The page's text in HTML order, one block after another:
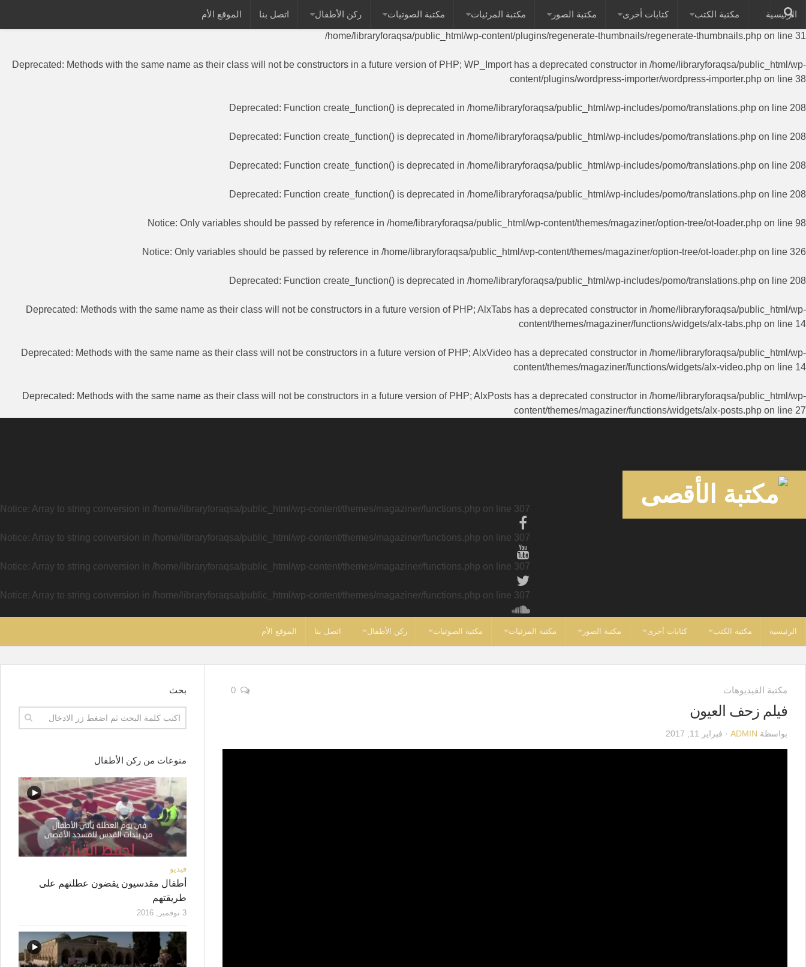
: Methods with the same name as their class will not be constructors in a future version of PHP; RegenerateThumbnails has a deprecated constructor in
/home/libraryforaqsa/public_html/wp-content/plugins/regenerate-thumbnails/regenerate-thumbnails.php on line 31
Deprecated: Methods with the same name as their class will not be constructors in a future version of PHP; WP_Import has a deprecated constructor in /home/libraryforaqsa/public_html/wp-
content/plugins/wordpress-importer/wordpress-importer.php on line 38
Deprecated: Function create_function() is deprecated in /home/libraryforaqsa/public_html/wp-includes/pomo/translations.php on line 208
Deprecated: Function create_function() is deprecated in /home/libraryforaqsa/public_html/wp-includes/pomo/translations.php on line 208
Deprecated: Function create_function() is deprecated in /home/libraryforaqsa/public_html/wp-includes/pomo/translations.php on line 208
Deprecated: Function create_function() is deprecated in /home/libraryforaqsa/public_html/wp-includes/pomo/translations.php on line 208
Notice: Only variables should be passed by reference in /home/libraryforaqsa/public_html/wp-content/themes/magaziner/option-tree/ot-loader.php on line 98
Notice: Only variables should be passed by reference in /home/libraryforaqsa/public_html/wp-content/themes/magaziner/option-tree/ot-loader.php on line 326
Deprecated: Function create_function() is deprecated in /home/libraryforaqsa/public_html/wp-includes/pomo/translations.php on line 208
Deprecated: Methods with the same name as their class will not be constructors in a future version of PHP; AlxTabs has a deprecated constructor in /home/libraryforaqsa/public_html/wp-
content/themes/magaziner/functions/widgets/alx-tabs.php on line 14
Deprecated: Methods with the same name as their class will not be constructors in a future version of PHP; AlxVideo has a deprecated constructor in /home/libraryforaqsa/public_html/wp-
content/themes/magaziner/functions/widgets/alx-video.php on line 14
Deprecated: Methods with the same name as their class will not be constructors in a future version of PHP; AlxPosts has a deprecated constructor in /home/libraryforaqsa/public_html/wp-
content/themes/magaziner/functions/widgets/alx-posts.php on line 27
الرئيسية مكتبة الكتب كتابات أخرى مكتبة الصور مكتبة المرئيات مكتبة الصوتيات ركن الأطفال اتصل بنا الموقع الأم
Notice: Array to string conversion in /home/libraryforaqsa/public_html/wp-content/themes/magaziner/functions.php on line 307
Notice: Array to string conversion in /home/libraryforaqsa/public_html/wp-content/themes/magaziner/functions.php on line 307
Notice: Array to string conversion in /home/libraryforaqsa/public_html/wp-content/themes/magaziner/functions.php on line 307
Notice: Array to string conversion in /home/libraryforaqsa/public_html/wp-content/themes/magaziner/functions.php on line 307
الرئيسية مكتبة الكتب كتابات أخرى مكتبة الصور مكتبة المرئيات مكتبة الصوتيات ركن الأطفال اتصل بنا الموقع الأم
مكتبة الفيديوهات 0
فيلم زحف العيون
بواسطة ADMIN · فبراير 11, 2017
بحث
منوعات من ركن الأطفال
فيديو
أطفال مقدسيون يقضون عطلتهم على
طريقتهم
3 نوفمبر, 2016